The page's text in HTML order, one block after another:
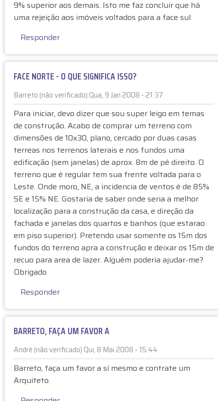
o
(
o
v
e
i
f
c
a
d
o
)
S
p
n
ô
n
i
m
o
(
n
ã
o
v
e
r
i
i
c
a
d
o
T
E
T
O
E
V
E
R
D
A
D
E
S
p
o
r
ô
n
i
(
ã
v
e
r
9% superior aos demais. Isto me faz concluir que há
uma rejeição aos imóveis voltados para a face sul
Responder
FACE NORTE - O QUE SIGNIFICA ISSO?
Barreto (não verificado) Qua, 9 Jan 2008 - 21:37
Para iniciar, devo dizer que sou super leigo em temas
de construção. Acabo de comprar um terreno com
dimensões de 10x30, plano, cercado por duas casas
terreas nos terrenos laterais e nos fundos uma
edificação (sem janelas) de aprox. 8m de pé direito. O
terreno que é regular tem sua frente voltada para o
Leste. Onde moro, NE, a incidencia de ventos é de 85%
SE e 15% NE. Gostaria de saber onde seria a melhor
localização para a construção da casa, e direção da
fachada e janelas dos quartos e banhos (que estarao
em piso superior). Pretendo usar somente os 15m dos
fundos do terreno apra a construção e deixar os 15m de
recuo para area de lazer. Alguém poderia ajudar-me?
Obrigado
Responder
BARRETO, FAÇA UM FAVOR A
André (não verificado) Qui, 8 Mai 2008 - 15:44
E
m
r
Barreto, faça um favor a sí mesmo e contrate um
Arquiteto.